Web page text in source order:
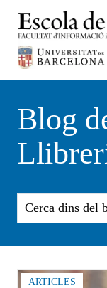
contingut
Blog
ARTICLES